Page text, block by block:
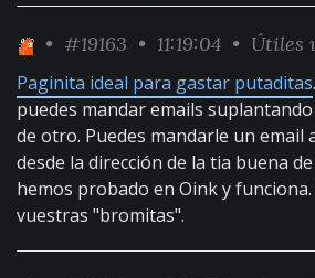
• #19163 • 11:19:04 • Útiles
Paginita ideal para gastar putaditas
puedes mandar emails
de otro. Puedes mandarle un email
desde la dirección de la tia buena
hemos probado en Oink y
vuestras "bromitas".